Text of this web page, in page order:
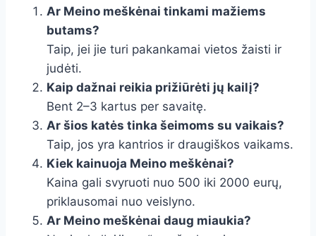
Ar Meino meškėnai tinkami mažiems
butams?
Taip, jei jie turi pakankamai vietos žaisti ir
judėti.
Kaip dažnai reikia prižiūrėti jų kailį?
Bent 2–3 kartus per savaitę.
Ar šios katės tinka šeimoms su vaikais?
Taip, jos yra kantrios ir draugiškos vaikams.
Kiek kainuoja Meino meškėnai?
Kaina gali svyruoti nuo 500 iki 2000 eurų,
priklausomai nuo veislyno.
Ar Meino meškėnai daug miaukia?